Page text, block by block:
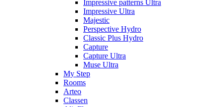
Impressive patterns Ultra
Impressive Ultra
Majestic
Perspective Hydro
Classic Plus Hydro
Capture
Capture Ultra
Muse Ultra
My Step
Rooms
Arteo
Classen